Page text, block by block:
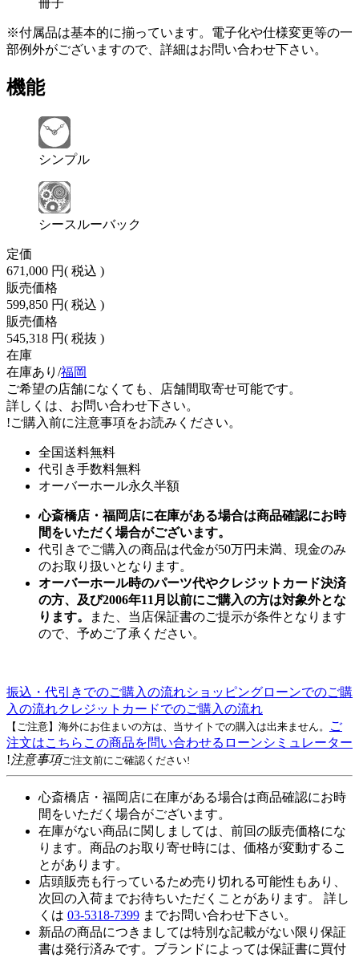
冊子
※付属品は基本的に揃っています。電子化や仕様変更等の一
部例外がございますので、詳細はお問い合わせ下さい。
機能
シンプル
シースルーバック
定価
671,000 円( 税込 )
販売価格
599,850 円( 税込 )
販売価格
545,318 円( 税抜 )
在庫
在庫あり/福岡
ご希望の店舗になくても、店舗間取寄せ可能です。
詳しくは、お問い合わせ下さい。
!ご購入前に注意事項をお読みください。
全国送料無料
代引き手数料無料
オーバーホール永久半額
心斎橋店・福岡店に在庫がある場合は商品確認にお時
間をいただく場合がございます。
代引きでご購入の商品は代金が50万円未満、現金のみ
のお取り扱いとなります。
オーバーホール時のパーツ代やクレジットカード決済
の方、及び2006年11月以前にご購入の方は対象外とな
ります。
また、当店保証書のご提示が条件となります
ので、予めご了承ください。
振込・代引きでのご購入の流れショッピングローンでのご購
入の流れクレジットカードでのご購入の流れ
【ご注意】海外にお住まいの方は、当サイトでの購入は出来ません。
ご
注文はこちら この商品を問い合わせる ローンシミュレーター
!注意事項ご注文前にご確認ください!
心斎橋店・福岡店に在庫がある場合は商品確認にお時
間をいただく場合がございます。
在庫がない商品に関しましては、前回の販売価格にな
ります。商品のお取り寄せ時には、価格が変動するこ
とがあります。
店頭販売も行っているため売り切れる可能性もあり、
次回の入荷までお待ちいただくことがあります。 詳し
くは 03-5318-7399 までお問い合わせ下さい。
新品の商品につきましては特別な記載がない限り保証
書は発行済みです。ブランドによっては保証書に買付